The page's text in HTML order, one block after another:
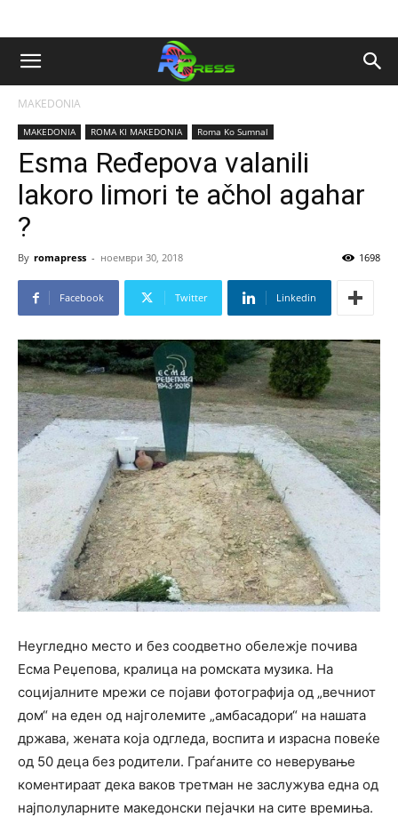
MAKEDONIA
MAKEDONIA ROMA KI MAKEDONIA Roma Ko Sumnal
Esma Ređepova valanili
lakoro limori te ačhol agahar
?
By romapress - ноември 30, 2018 1698
Facebook Twitter Linkedin
Неугледно место и без соодветно обележје почива
Есма Реџепова, кралица на ромската музика. На
социјалните мрежи се појави фотографија од „вечниот
дом“ на еден од најголемите „амбасадори“ на нашата
држава, жената која одгледа, воспита и израсна повеќе
од 50 деца без родители. Граѓаните со неверување
коментираат дека ваков третман не заслужува една од
најполуларните македонски пејачки на сите времиња.